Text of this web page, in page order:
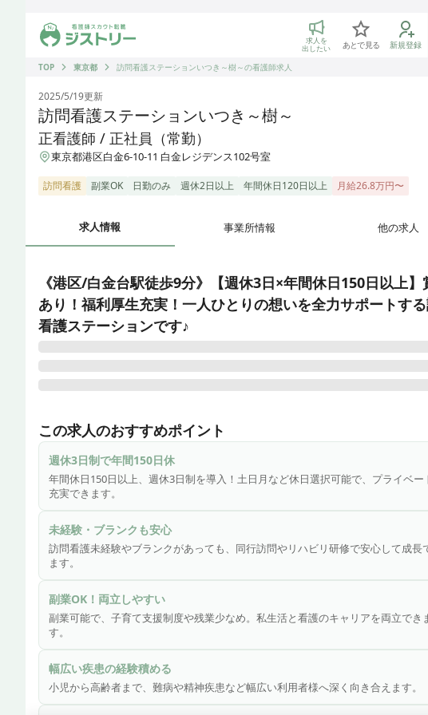
ジストリー 看護師の転職マッチング
求人を
出したい あとで見る 新規登録
TOP
東京都 訪問看護ステーションいつき～樹～の看護師求人
2025/5/19更新
訪問看護ステーションいつき～樹～
正看護師 / 正社員（常勤）
東京都港区白金6-10-11 白金レジデンス102号室
訪問看護 副業OK 日勤のみ 週休2日以上 年間休日120日以上 月給26.8万円〜
求人情報 事業所情報 他の求人
《港区/白金台駅徒歩9分》【週休3日×年間休日150日以上】
あり！福利厚生充実！一人ひとりの想いを全力サポートす
看護ステーションです♪
『ハッピーを呼ぶ看護・人生を楽しむセンターピンを』
2022年東京都港区白金台にオープン！
「いつまでも住み慣れた地域や自宅で暮らしたい」そんなすべての人の
応えるべく、難病や精神疾患、身体・知的障がいのある方をはじめ、小
ご高齢の方まで、年齢や状態にかかわらず、一人ひとりの想いを全力で
トしている訪問看護ステーションです♪
★おすすめポイント★
【仕事も自分時間も本気で楽しむ！新しい働き方】
◆年間休日150日以上、副業もOK！【週休3日制】を導入！「土日月」ま
「土日水」から休日を選べる柔軟な働き方で、正社員として安定したキ
を築きながら、自分の時間もしっかり確保できます。
◆「自分時間を思いきり楽しむことが、人生を豊かにし、看護にもプラ
る」
そんな考えを大切にしているので、働くことも、休むことも、全力で楽
この求人のおすすめポイント
週休3日制で年間150日休
年間休日150日以上、週休3日制を導入！土日月など休日選択可能で、プライベー
充実できます。
未経験・ブランクも安心
訪問看護未経験やブランクがあっても、同行訪問やリハビリ研修で安心して成長
ます。
副業OK！両立しやすい
副業可能で、子育て支援制度や残業少なめ。私生活と看護のキャリアを両立でき
す。
幅広い疾患の経験積める
小児から高齢者まで、難病や精神疾患など幅広い利用者様へ深く向き合えます。